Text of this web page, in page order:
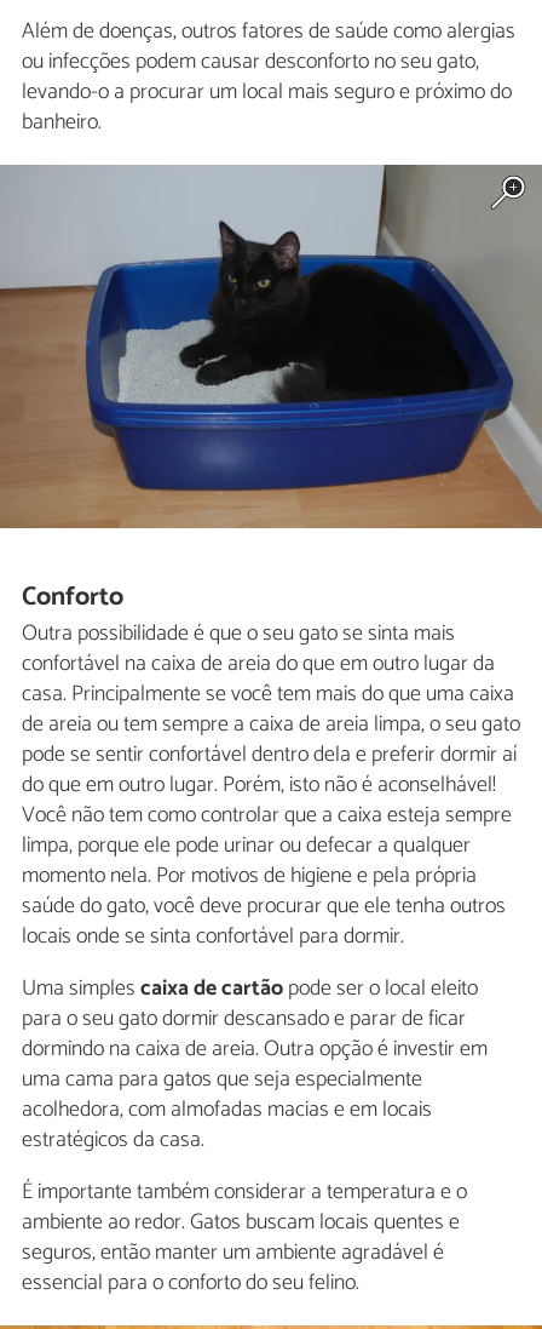
Além de doenças, outros fatores de saúde como alergias
ou infecções podem causar desconforto no seu gato,
levando-o a procurar um local mais seguro e próximo do
banheiro.
Conforto
Outra possibilidade é que o seu gato se sinta mais
confortável na caixa de areia do que em outro lugar da
casa. Principalmente se você tem mais do que uma caixa
de areia ou tem sempre a caixa de areia limpa, o seu gato
pode se sentir confortável dentro dela e preferir dormir aí
do que em outro lugar. Porém, isto não é aconselhável!
Você não tem como controlar que a caixa esteja sempre
limpa, porque ele pode urinar ou defecar a qualquer
momento nela. Por motivos de higiene e pela própria
saúde do gato, você deve procurar que ele tenha outros
locais onde se sinta confortável para dormir.
Uma simplescaixa de cartãopode ser o local eleito
para o seu gato dormir descansado e parar de ficar
dormindo na caixa de areia. Outra opção é investir em
uma cama para gatos que seja especialmente
acolhedora, com almofadas macias e em locais
estratégicos da casa.
É importante também considerar a temperatura e o
ambiente ao redor. Gatos buscam locais quentes e
seguros, então manter um ambiente agradável é
essencial para o conforto do seu felino.